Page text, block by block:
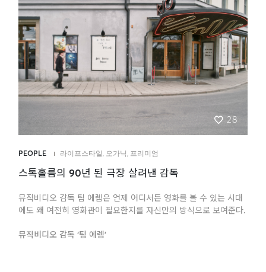
28
PEOPLE 라이프스타일 오가닉 프리미엄
스톡홀름의 90년 된 극장 살려낸 감독
뮤직비디오 감독 팀 에렘은 언제 어디서든 영화를 볼 수 있는 시대
에도 왜 여전히 영화관이 필요한지를 자신만의 방식으로 보여준다.
뮤직비디오 감독 ‘팀 에렘’